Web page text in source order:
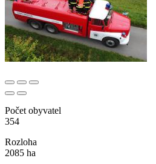
Počet obyvatel
354
Rozloha
2085 ha